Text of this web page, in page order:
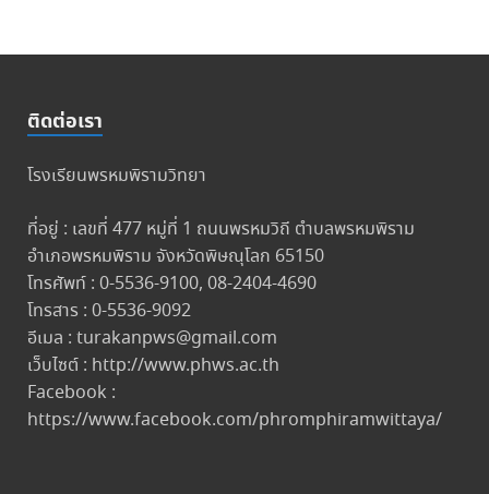
ติดต่อเรา
โรงเรียนพรหมพิรามวิทยา
ที่อยู่ : เลขที่ 477 หมู่ที่ 1 ถนนพรหมวิถี ตำบลพรหมพิราม
อำเภอพรหมพิราม จังหวัดพิษณุโลก 65150
โทรศัพท์ : 0-5536-9100, 08-2404-4690
โทรสาร : 0-5536-9092
อีเมล : turakanpws@gmail.com
เว็บไซต์ : http://www.phws.ac.th
Facebook :
https://www.facebook.com/phromphiramwittaya/